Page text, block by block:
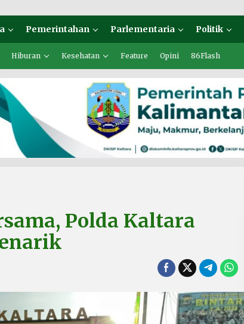
Pemerintahan Parlementaria Politik
Hiburan Kesehatan Feature Opini 86Flash
Polda Kaltara